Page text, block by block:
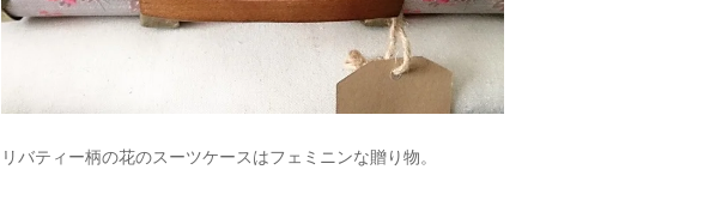
リバティー柄の花のスーツケースはフェミニンな贈り物。